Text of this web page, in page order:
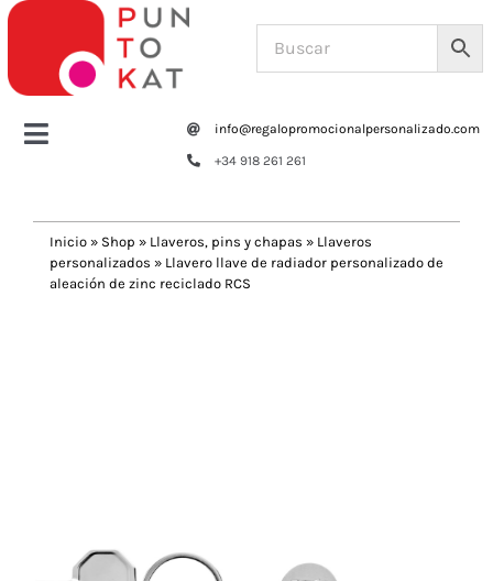
Saltar
contenido
Toggle
Tazas y botellas
Navidad 🎄 Invierno
info@regalopromocionalpersonalizado.com
+34 918 261 261
Inicio » Shop » Llaveros, pins y chapas » Llaveros
personalizados » Llavero llave de radiador personalizado de
aleación de zinc reciclado RCS